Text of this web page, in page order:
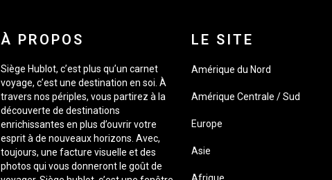
À PROPOS
Siège Hublot, c’est plus qu’un carnet
voyage, c’est une destination en soi. À
travers nos périples, vous partirez à la
découverte de destinations
enrichissantes en plus d’ouvrir votre
esprit à de nouveaux horizons. Avec,
toujours, une facture visuelle et des
photos qui vous donneront le goût de
LE SITE
Amérique du Nord
Amérique Centrale / Sud
Europe
Asie